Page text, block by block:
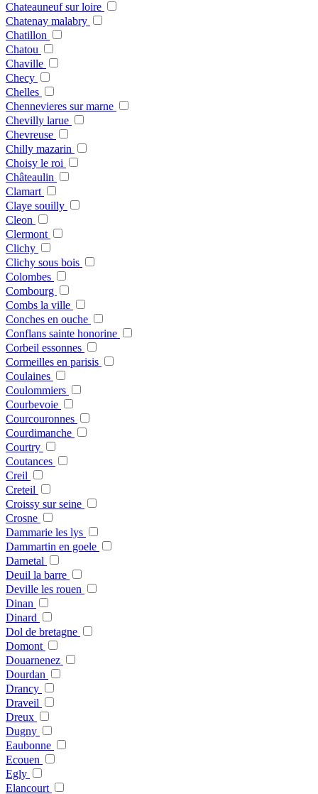
Chateauneuf sur loire
Chatenay malabry
Chatillon
Chatou
Chaville
Checy
Chelles
Chennevieres sur marne
Chevilly larue
Chevreuse
Chilly mazarin
Choisy le roi
Châteaulin
Clamart
Claye souilly
Cleon
Clermont
Clichy
Clichy sous bois
Colombes
Combourg
Combs la ville
Conches en ouche
Conflans sainte honorine
Corbeil essonnes
Cormeilles en parisis
Coulaines
Coulommiers
Courbevoie
Courcouronnes
Courdimanche
Courtry
Coutances
Creil
Creteil
Croissy sur seine
Crosne
Dammarie les lys
Dammartin en goele
Darnetal
Deuil la barre
Deville les rouen
Dinan
Dinard
Dol de bretagne
Domont
Douarnenez
Dourdan
Drancy
Draveil
Dreux
Dugny
Eaubonne
Ecouen
Egly
Elancourt